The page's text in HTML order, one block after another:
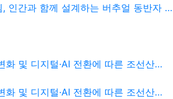
, 인간과 함께 설계하는 버추얼 동반자 …
화 및 디지털·AI 전환에 따른 조선산…
화 및 디지털·AI 전환에 따른 조선산…